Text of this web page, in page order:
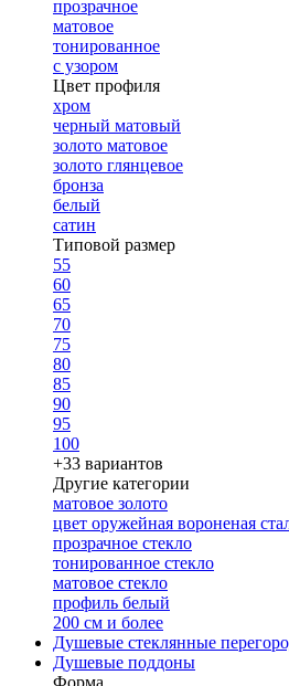
прозрачное
матовое
тонированное
с узором
Цвет профиля
хром
черный матовый
золото матовое
золото глянцевое
бронза
белый
сатин
Типовой размер
55
60
65
70
75
80
85
90
95
100
+33 вариантов
Другие категории
матовое золото
цвет оружейная вороненая
прозрачное стекло
тонированное стекло
матовое стекло
профиль белый
200 см и более
Душевые стеклянные
Душевые поддоны
Форма